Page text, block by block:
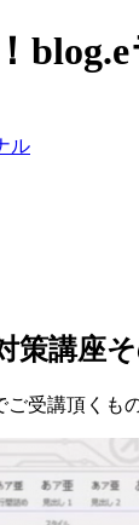
ル
策講座
ご受講頂くも